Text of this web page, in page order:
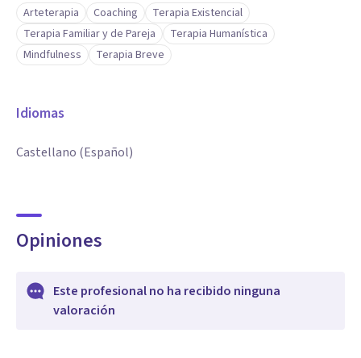
Arteterapia Coaching
Terapia Existencial
Terapia Familiar y de Pareja
Terapia Humanística
Mindfulness
Terapia Breve
Idiomas
Castellano (Español)
Opiniones
Este profesional no ha recibido ninguna
valoración